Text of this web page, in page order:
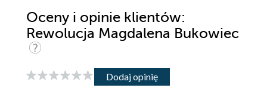
Oceny i opinie klientów:
Rewolucja Magdalena Bukowiec
Dodaj opinię